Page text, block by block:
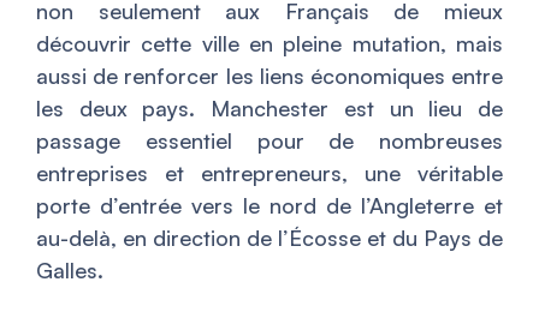
non seulement aux Français de mieux
découvrir cette ville en pleine mutation, mais
aussi de renforcer les liens économiques entre
les deux pays. Manchester est un lieu de
passage essentiel pour de nombreuses
entreprises et entrepreneurs, une véritable
porte d’entrée vers le nord de l’Angleterre et
au-delà, en direction de l’Écosse et du Pays de
Galles.